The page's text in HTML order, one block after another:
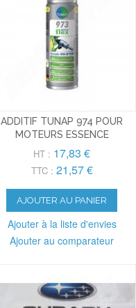
ADDITIF TUNAP 974 POUR
MOTEURS ESSENCE
HT : 17,83 €
TTC : 21,57 €
AJOUTER AU PANIER
Ajouter à la liste d'envies
Ajouter au comparateur